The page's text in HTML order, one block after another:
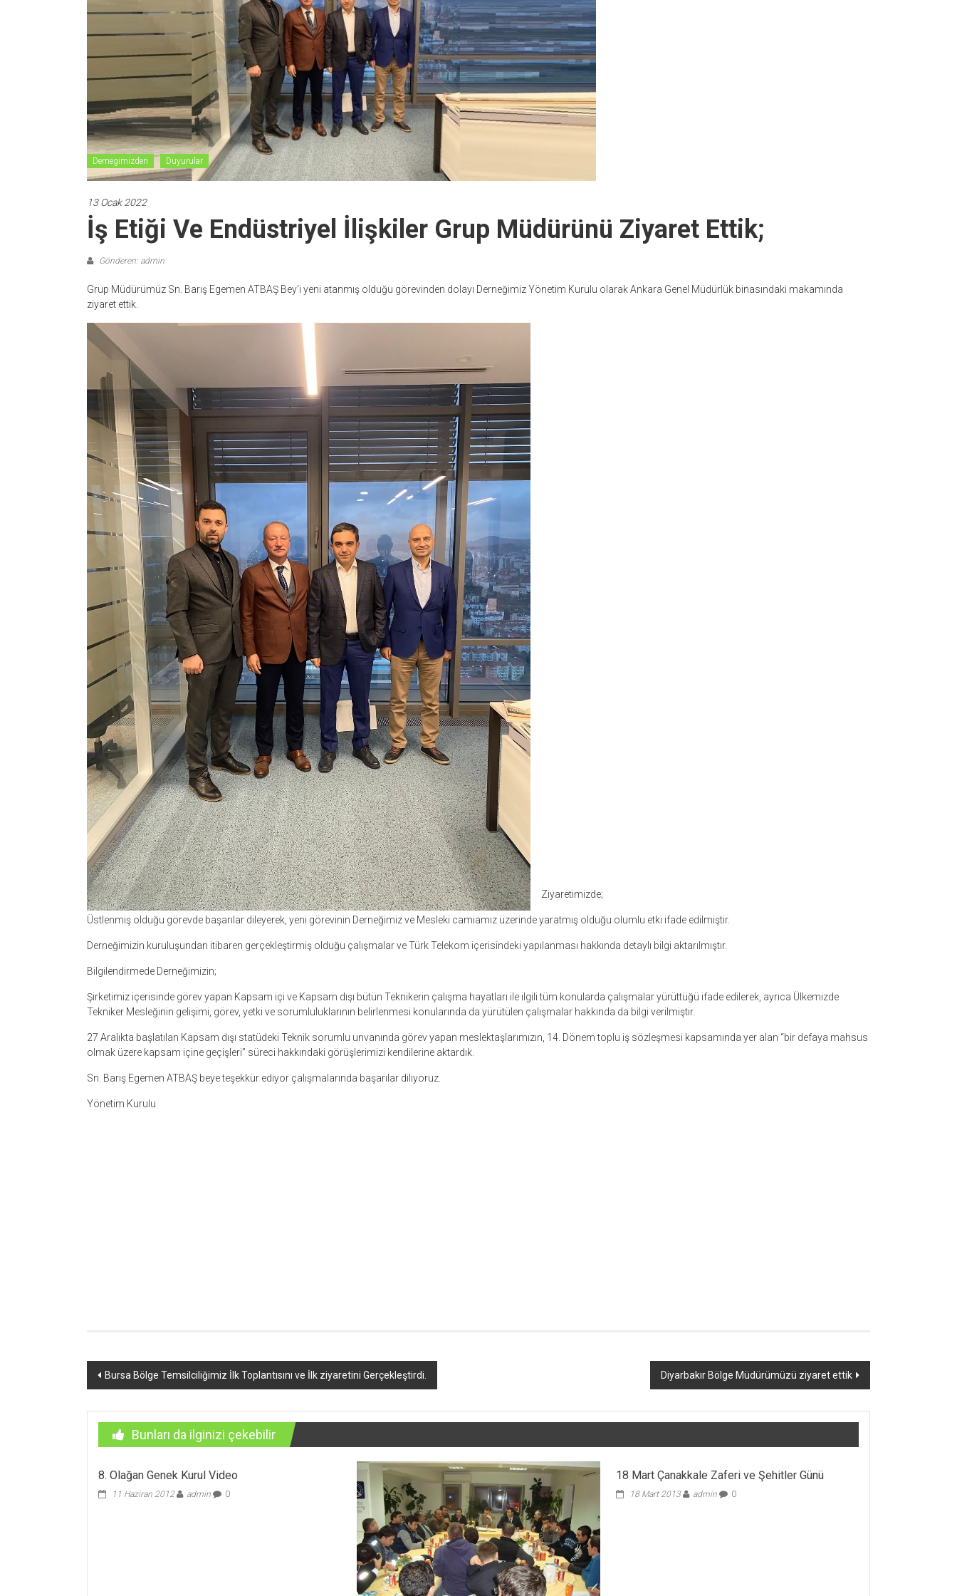
Dernegimizden Duyurular
13 Ocak 2022
İş Etiği Ve Endüstriyel İlişkiler Grup Müdürünü Ziyaret Ettik;
Gönderen: admin
Grup Müdürümüz Sn. Barış Egemen ATBAŞ Bey’i yeni atanmış olduğu görevinden dolayı Derneğimiz Yönetim Kurulu olarak Ankara Genel Müdürlük binasındaki makamında
ziyaret ettik.
Ziyaretimizde;
Üstlenmiş olduğu görevde başarılar dileyerek, yeni görevinin Derneğimiz ve Mesleki camiamız üzerinde yaratmış olduğu olumlu etki ifade edilmiştir.
Derneğimizin kuruluşundan itibaren gerçekleştirmiş olduğu çalışmalar ve Türk Telekom içerisindeki yapılanması hakkında detaylı bilgi aktarılmıştır.
Bilgilendirmede Derneğimizin;
Şirketimiz içerisinde görev yapan Kapsam içi ve Kapsam dışı bütün Teknikerin çalışma hayatları ile ilgili tüm konularda çalışmalar yürüttüğü ifade edilerek, ayrıca Ülkemizde
Tekniker Mesleğinin gelişimi, görev, yetki ve sorumluluklarının belirlenmesi konularında da yürütülen çalışmalar hakkında da bilgi verilmiştir.
27 Aralıkta başlatılan Kapsam dışı statüdeki Teknik sorumlu unvanında görev yapan meslektaşlarımızın, 14. Dönem toplu iş sözleşmesi kapsamında yer alan “bir defaya mahsus
olmak üzere kapsam içine geçişleri” süreci hakkındaki görüşlerimizi kendilerine aktardık.
Sn. Barış Egemen ATBAŞ beye teşekkür ediyor çalışmalarında başarılar diliyoruz.
Yönetim Kurulu
Yazı
Bursa Bölge Temsilciliğimiz İlk Toplantısını ve İlk ziyaretini Gerçekleştirdi. Diyarbakır Bölge Müdürümüzü ziyaret ettik
Bunları da ilginizi çekebilir
8. Olağan Genek Kurul Video
11 Haziran 2012 admin 0
18 Mart Çanakkale Zaferi ve Şehitler Günü
18 Mart 2013 admin 0